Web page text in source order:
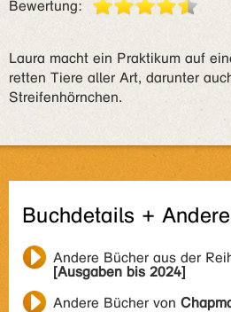
Bewertung:
Laura macht ein Praktikum auf
retten Tiere aller Art, darunter
Streifenhörnchen.
Buchdetails +
Andere Bücher aus der
[Ausgaben bis 2024]
Andere Bücher von